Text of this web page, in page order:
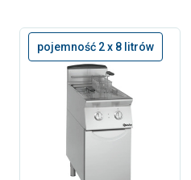
pojemność 2 x 8 litrów